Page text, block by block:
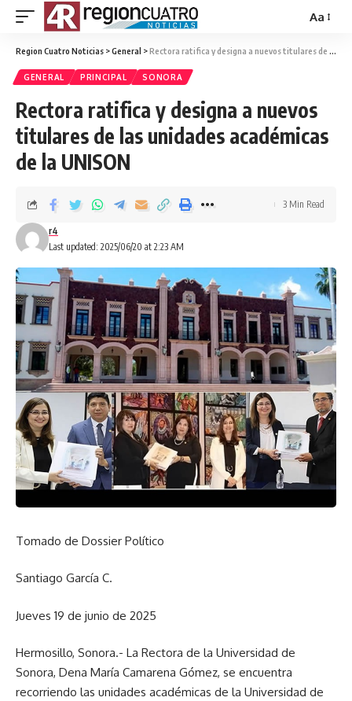
Aa
Region Cuatro Noticias >General >Rectora ratifica y designa a nuevos titulares de las unidades académicas de la UNISON
GENERAL PRINCIPAL SONORA
Rectora ratifica y designa a nuevos
titulares de las unidades académicas
de la UNISON
Last updated: 2025/06/20 at 2:23 AM
r4
3 Min Read
Tomado de Dossier Político
Santiago García C.
Jueves 19 de junio de 2025
Hermosillo, Sonora.- La Rectora de la Universidad de
Sonora, Dena María Camarena Gómez, se encuentra
recorriendo las unidades académicas de la Universidad de